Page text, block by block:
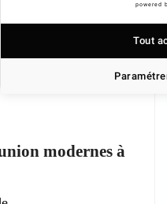
modernes à
powered
Tout